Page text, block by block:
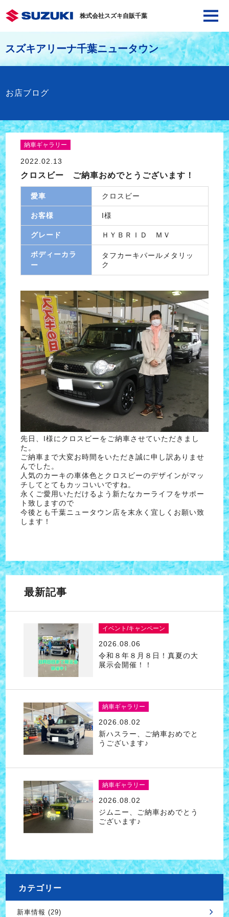
株式会社スズキ自販千葉
スズキアリーナ千葉ニュータウン
お店ブログ
納車ギャラリー
2022.02.13
クロスビー ご納車おめでとうございます！
愛車 クロスビー
お客様 I様
グレード ＨＹＢＲＩＤ ＭＶ
ボディーカラ
ー
タフカーキパールメタリッ
ク
先日、I様にクロスビーをご納車させていただきまし
た。
ご納車まで大変お時間をいただき誠に申し訳ありませ
んでした。
人気のカーキの車体色とクロスビーのデザインがマッ
チしてとてもカッコいいですね。
永くご愛用いただけるよう新たなカーライフをサポー
ト致しますので
今後とも千葉ニュータウン店を末永く宜しくお願い致
します！
最新記事
イベント/キャンペーン
2026.08.06
令和８年８月８日！真夏の大
展示会開催！！
納車ギャラリー
2026.08.02
新ハスラー、ご納車おめでと
うございます♪
納車ギャラリー
2026.08.02
ジムニー、ご納車おめでとう
ございます♪
カテゴリー
新車情報 (29)